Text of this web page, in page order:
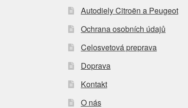
Autodiely Citroën a Peugeot
Ochrana osobních údajů
Celosvetová preprava
Doprava
Kontakt
O nás